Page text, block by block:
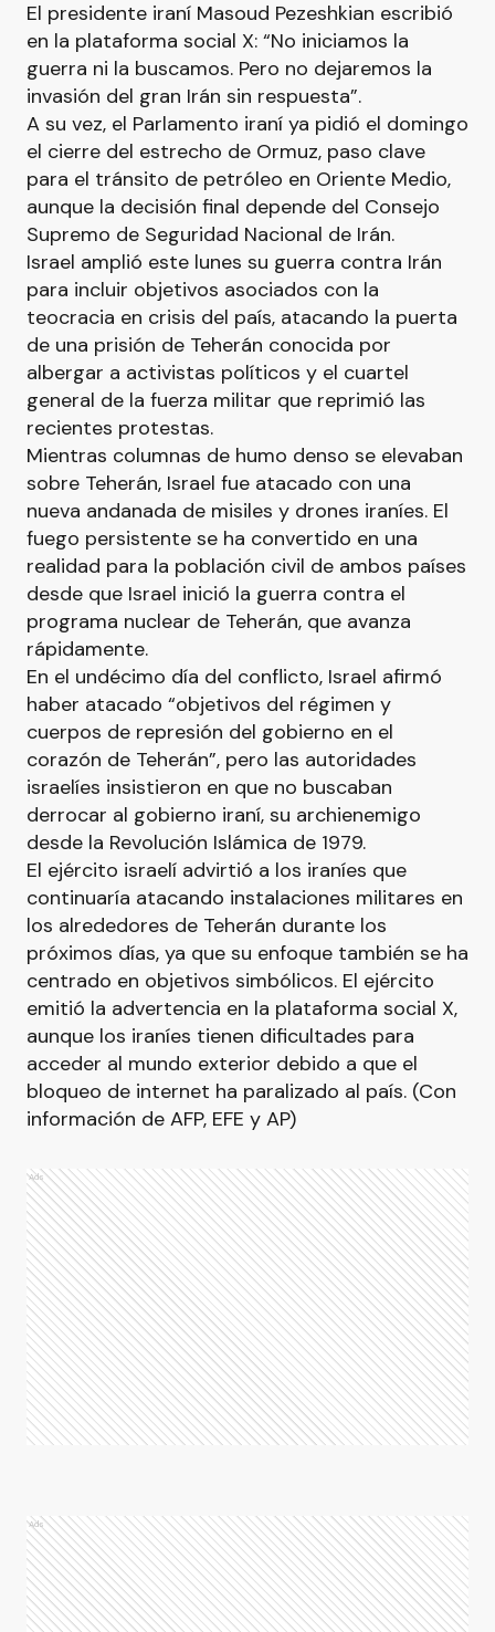
El presidente iraní Masoud Pezeshkian escribió
en la plataforma social X: “No iniciamos la
guerra ni la buscamos. Pero no dejaremos la
invasión del gran Irán sin respuesta”.
A su vez, el Parlamento iraní ya pidió el domingo
el cierre del estrecho de Ormuz, paso clave
para el tránsito de petróleo en Oriente Medio,
aunque la decisión final depende del Consejo
Supremo de Seguridad Nacional de Irán.
Israel amplió este lunes su guerra contra Irán
para incluir objetivos asociados con la
teocracia en crisis del país, atacando la puerta
de una prisión de Teherán conocida por
albergar a activistas políticos y el cuartel
general de la fuerza militar que reprimió las
recientes protestas.
Mientras columnas de humo denso se elevaban
sobre Teherán, Israel fue atacado con una
nueva andanada de misiles y drones iraníes. El
fuego persistente se ha convertido en una
realidad para la población civil de ambos países
desde que Israel inició la guerra contra el
programa nuclear de Teherán, que avanza
rápidamente.
En el undécimo día del conflicto, Israel afirmó
haber atacado “objetivos del régimen y
cuerpos de represión del gobierno en el
corazón de Teherán”, pero las autoridades
israelíes insistieron en que no buscaban
derrocar al gobierno iraní, su archienemigo
desde la Revolución Islámica de 1979.
El ejército israelí advirtió a los iraníes que
continuaría atacando instalaciones militares en
los alrededores de Teherán durante los
próximos días, ya que su enfoque también se ha
centrado en objetivos simbólicos. El ejército
emitió la advertencia en la plataforma social X,
aunque los iraníes tienen dificultades para
acceder al mundo exterior debido a que el
bloqueo de internet ha paralizado al país. (Con
información de AFP, EFE y AP)
Ads
Ads